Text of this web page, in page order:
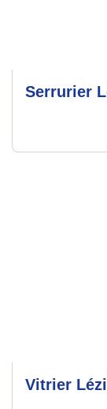
Serrurier
Vitrier